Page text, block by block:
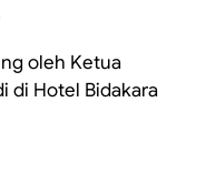
oleh Ketua
di Hotel Bidakara